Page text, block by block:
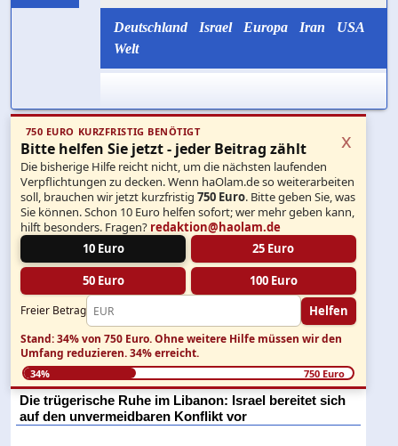
Deutschland Israel Europa Iran
USA
Welt
750 EURO KURZFRISTIG BENÖTIGT
Bitte helfen Sie jetzt - jeder Beitrag zählt
Die bisherige Hilfe reicht nicht, um die nächsten laufenden
Verpflichtungen zu decken. Wenn haOlam.de so weiterarbeiten
soll, brauchen wir jetzt kurzfristig750 Euro. Bitte geben Sie, was
Sie können. Schon 10 Euro helfen sofort; wer mehr geben kann,
hilft besonders. Fragen? redaktion@haolam.de
10 Euro
25 Euro
50 Euro 100 Euro
Freier Betrag Helfen
x
Stand: 34% von 750 Euro.Ohne weitere Hilfe müssen wir den
Umfang reduzieren.34% erreicht.
34% 750 Euro
Die trügerische Ruhe im Libanon: Israel bereitet sich
auf den unvermeidbaren Konflikt vor